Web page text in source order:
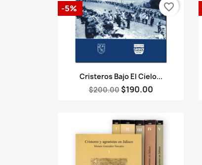
Vista rápida
Cristeros Bajo El Cielo...
$200.00 $190.00
-5% favorite_border